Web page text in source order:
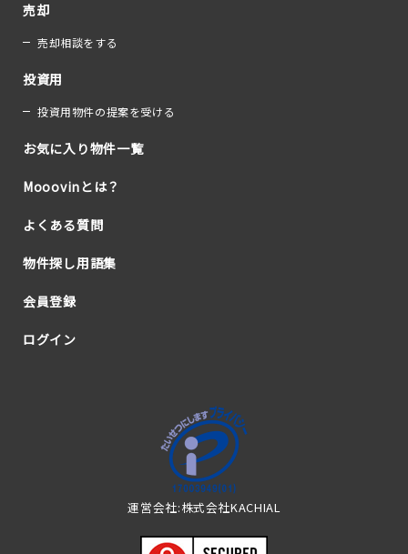
売却
売却相談をする
投資用
投資用物件の提案を受ける
お気に入り物件一覧
Mooovinとは？
よくある質問
物件探し用語集
会員登録
ログイン
運営会社:株式会社KACHIAL